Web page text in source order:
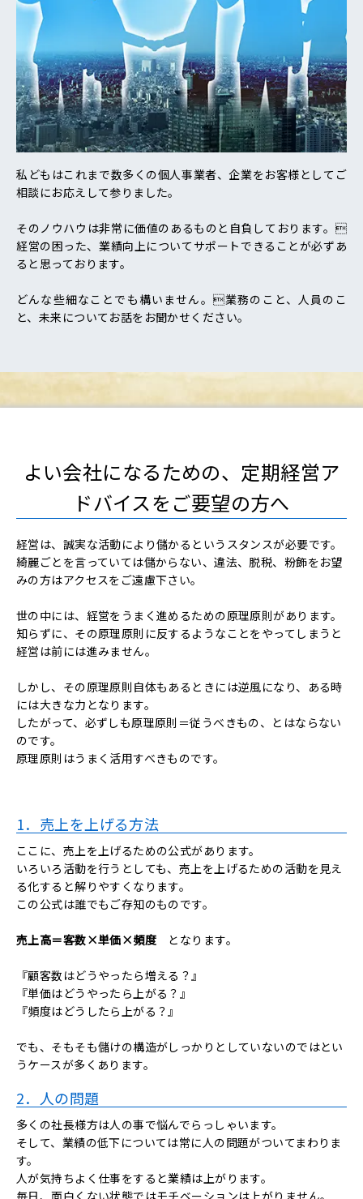
私どもはこれまで数多くの個人事業者、企業をお客様としてご
相談にお応えして参りました。
そのノウハウは非常に価値のあるものと自負しております。
経営の困った、業績向上についてサポートできることが必ずあ
ると思っております。
どんな些細なことでも構いません。業務のこと、人員のこ
と、未来についてお話をお聞かせください。
よい会社になるための、定期経営ア
ドバイスをご要望の方へ
経営は、誠実な活動により儲かるというスタンスが必要です。
綺麗ごとを言っていては儲からない、違法、脱税、粉飾をお望
みの方はアクセスをご遠慮下さい。
世の中には、経営をうまく進めるための原理原則があります。
知らずに、その原理原則に反するようなことをやってしまうと
経営は前には進みません。
しかし、その原理原則自体もあるときには逆風になり、ある時
には大きな力となります。
したがって、必ずしも原理原則＝従うべきもの、とはならない
のです。
原理原則はうまく活用すべきものです。
1．売上を上げる方法
ここに、売上を上げるための公式があります。
いろいろ活動を行うとしても、売上を上げるための活動を見え
る化すると解りやすくなります。
この公式は誰でもご存知のものです。
売上高＝客数×単価×頻度 となります。
『顧客数はどうやったら増える？』
『単価はどうやったら上がる？』
『頻度はどうしたら上がる？』
でも、そもそも儲けの構造がしっかりとしていないのではとい
うケースが多くあります。
2．人の問題
多くの社長様方は人の事で悩んでらっしゃいます。
そして、業績の低下については常に人の問題がついてまわりま
す。
人が気持ちよく仕事をすると業績は上がります。